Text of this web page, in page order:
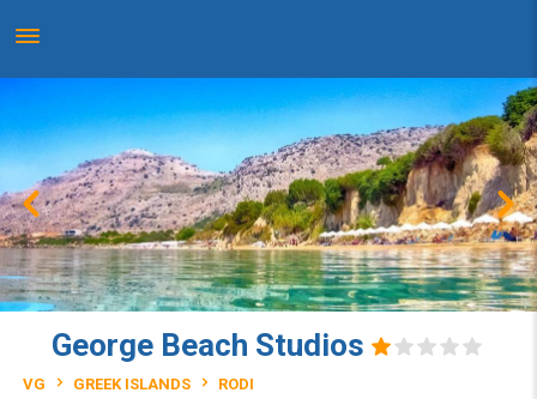
George Beach Studios
VG GREEK ISLANDS RODI